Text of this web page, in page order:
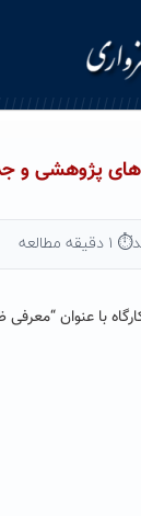
های پژوهشی و
⏱ ۱ دقیقه مطالعه
با عنوان